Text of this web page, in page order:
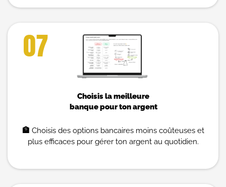
07
Choisis la meilleure
banque pour ton argent
🏦 Choisis des options bancaires moins coûteuses et
plus efficaces pour gérer ton argent au quotidien.